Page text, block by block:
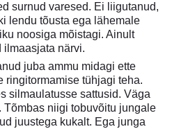
surnud varesed. Ei liigutanud,
lendu tõusta ega lähemale
noosiga mõistagi. Ainult
ilmaasjata närvi.
juba ammu midagi ette
ringitormamise tühjagi teha.
silmaulatusse sattusid. Väga
niigi tobuvõitu jungale
juustega kukalt. Ega junga